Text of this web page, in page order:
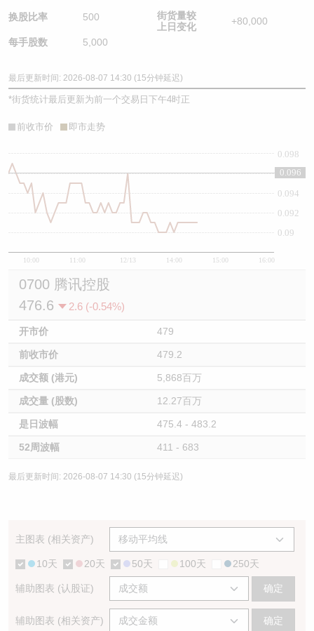
换股比率 500
每手股数 5,000
街货量较
上日变化
+80,000
最后更新时间: 2026-08-07 14:30 (15分钟延迟)
*街货统计最后更新为前一个交易日下午4时正
前收市价 即市走势
10:00 11:00 12/13 14:00 15:00 16:00
0.09
0.092
0.094
0.096
0.098
0.096
0700 腾讯控股
476.6
2.6 (-0.54%)
开市价 479
前收市价 479.2
成交额 (港元) 5,868百万
成交量 (股数) 12.27百万
是日波幅 475.4 - 483.2
52周波幅 411 - 683
最后更新时间: 2026-08-07 14:30 (15分钟延迟)
主图表 (相关资产)
10天 20天 50天 100天 250天
辅助图表 (认股证) 确定
辅助图表 (相关资产) 确定